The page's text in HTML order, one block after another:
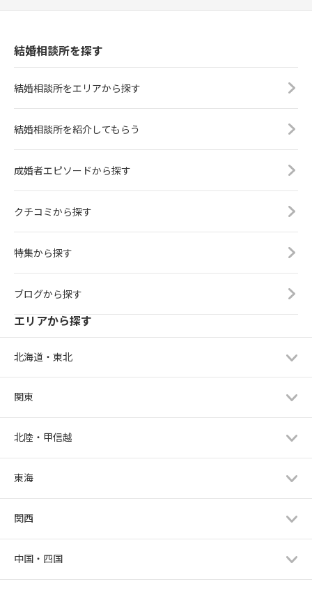
結婚相談所を探す
結婚相談所をエリアから探す
結婚相談所を紹介してもらう
成婚者エピソードから探す
クチコミから探す
特集から探す
ブログから探す
エリアから探す
北海道・東北
関東
北陸・甲信越
東海
関西
中国・四国